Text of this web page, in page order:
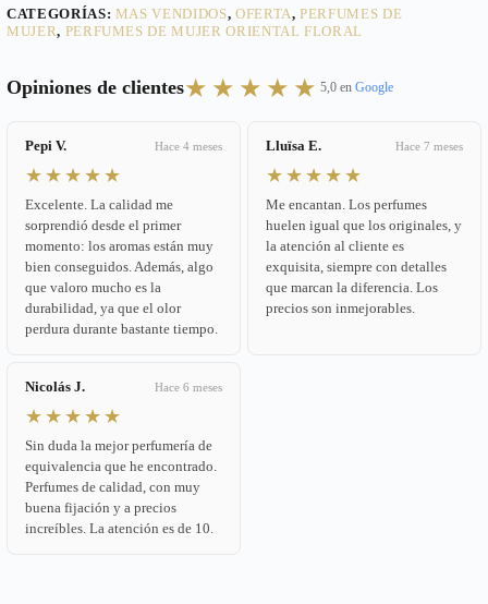
CATEGORÍAS: MAS VENDIDOS, OFERTA,PERFUMES DE
MUJER, PERFUMES DE MUJER ORIENTAL FLORAL
Opiniones de clientes★★★★★ 5,0 en Google
Pepi V. Hace 4 meses
★★★★★
Excelente. La calidad me
sorprendió desde el primer
momento: los aromas están muy
bien conseguidos. Además, algo
que valoro mucho es la
durabilidad, ya que el olor
perdura durante bastante tiempo.
Lluïsa E. Hace 7 meses
★★★★★
Me encantan. Los perfumes
huelen igual que los originales, y
la atención al cliente es
exquisita, siempre con detalles
que marcan la diferencia. Los
precios son inmejorables.
Nicolás J. Hace 6 meses
★★★★★
Sin duda la mejor perfumería de
equivalencia que he encontrado.
Perfumes de calidad, con muy
buena fijación y a precios
increíbles. La atención es de 10.